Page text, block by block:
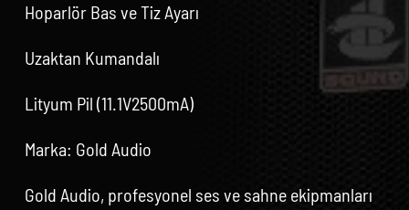
Hoparlör Bas ve Tiz Ayarı
Uzaktan Kumandalı
Lityum Pil (11.1V2500mA)
Marka: Gold Audio
Gold Audio, profesyonel ses ve sahne ekipmanları